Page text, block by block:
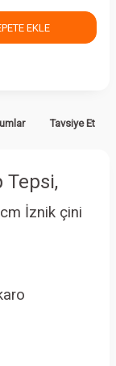
EKLE
Tavsiye Et
Tepsi,
İznik çini